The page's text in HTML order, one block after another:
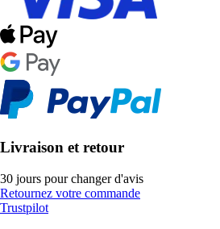
Livraison et retour
30 jours pour changer d'avis
Retournez votre commande
Trustpilot